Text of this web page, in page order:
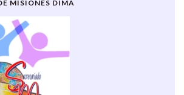
MISIONES DIMA